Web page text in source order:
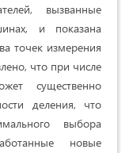
вызванные
и показана
точек измерения
что при числе
существенно
деления, что
выбора
новые